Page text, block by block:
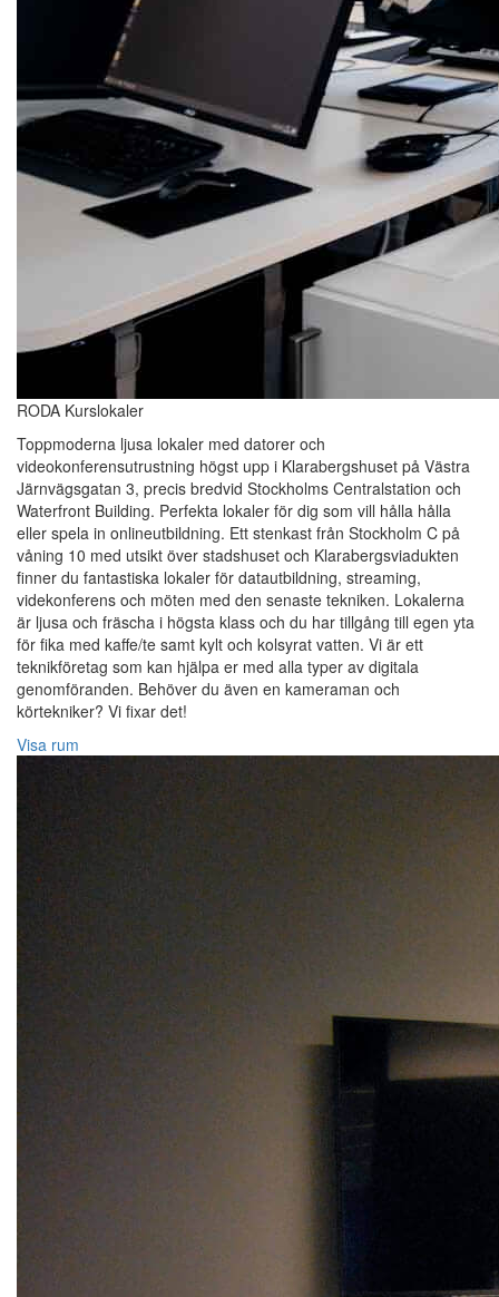
RODA Kurslokaler
Toppmoderna ljusa lokaler med datorer och
videokonferensutrustning högst upp i Klarabergshuset på Västra
Järnvägsgatan 3, precis bredvid Stockholms Centralstation och
Waterfront Building. Perfekta lokaler för dig som vill hålla hålla
eller spela in onlineutbildning. Ett stenkast från Stockholm C på
våning 10 med utsikt över stadshuset och Klarabergsviadukten
finner du fantastiska lokaler för datautbildning, streaming,
videkonferens och möten med den senaste tekniken. Lokalerna
är ljusa och fräscha i högsta klass och du har tillgång till egen yta
för fika med kaffe/te samt kylt och kolsyrat vatten. Vi är ett
teknikföretag som kan hjälpa er med alla typer av digitala
genomföranden. Behöver du även en kameraman och
körtekniker? Vi fixar det!
Visa rum